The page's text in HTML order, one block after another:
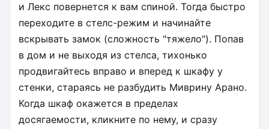
и Лекс повернется к вам спиной. Тогда быстро
переходите в стелс-режим и начинайте
вскрывать замок (сложность "тяжело"). Попав
в дом и не выходя из стелса, тихонько
продвигайтесь вправо и вперед к шкафу у
стенки, стараясь не разбудить Миврину Арано.
Когда шкаф окажется в пределах
досягаемости, кликните по нему, и сразу